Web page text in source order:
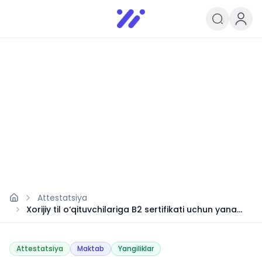
Infoedu
Ta&#039;lim xabarlari va
Attestatsiya
Xorijiy til o‘qituvchilariga B2 sertifikati uchun yana
muddat berildi
Attestatsiya Maktab Yangiliklar